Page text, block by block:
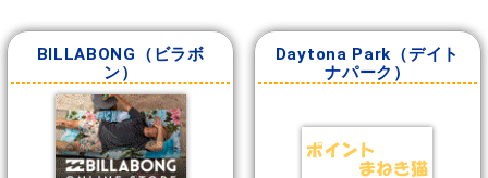
BILLABONG（ビラボ
ン）
Daytona Park（デイト
ナパーク）